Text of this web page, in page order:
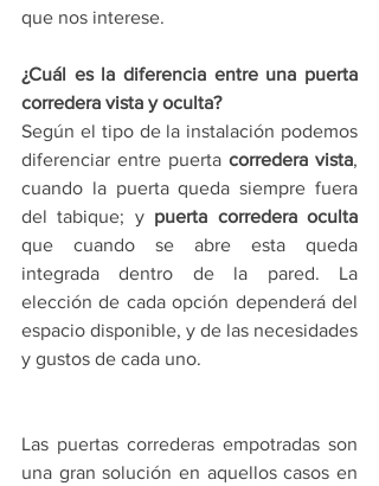
que nos interese.
¿Cuál es la diferencia entre una puerta
corredera vista y oculta?
Según el tipo de la instalación podemos
diferenciar entre puerta corredera vista,
cuando la puerta queda siempre fuera
del tabique; y puerta corredera oculta
que cuando se abre esta queda
integrada dentro de la pared. La
elección de cada opción dependerá del
espacio disponible, y de las necesidades
y gustos de cada uno.
Las puertas correderas empotradas son
una gran solución en aquellos casos en